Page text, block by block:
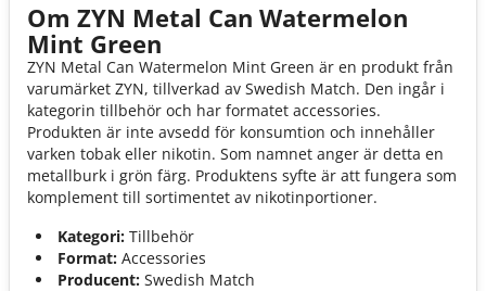
Om ZYN Metal Can Watermelon
Mint Green
ZYN Metal Can Watermelon Mint Green är en produkt från
varumärket ZYN, tillverkad av Swedish Match. Den ingår i
kategorin tillbehör och har formatet accessories.
Produkten är inte avsedd för konsumtion och innehåller
varken tobak eller nikotin. Som namnet anger är detta en
metallburk i grön färg. Produktens syfte är att fungera som
komplement till sortimentet av nikotinportioner.
Kategori: Tillbehör
Format: Accessories
Producent: Swedish Match